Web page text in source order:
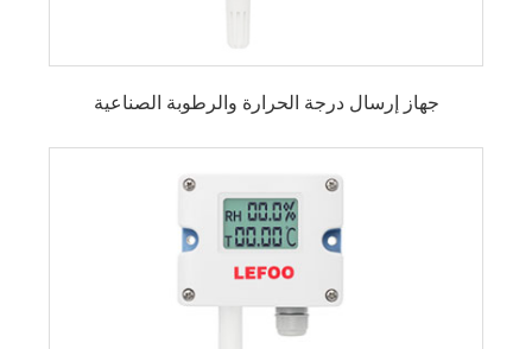
جهاز إرسال درجة الحرارة والرطوبة مع شاشة
عرض LFH10
مرسل درجة الحرارة والرطوبة الاقتصادي
جهاز إرسال درجة الحرارة والرطوبة مع شاشة
جهاز إرسال درجة الحرارة والرطوبة الصناعية